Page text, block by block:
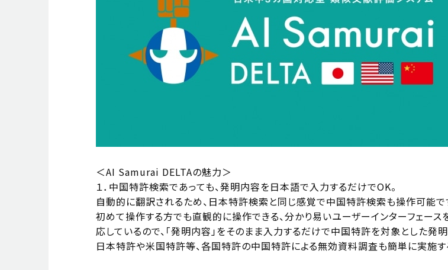
＜AI Samurai DELTAの魅力＞
１．中国特許検索であっても、発明内容を日本語で入力するだけでOK。
自動的に翻訳されるため、日本特許検索と同じ感覚で中国特許検索も操作可能で
初めて操作する方でも直観的に操作できる、分かり易いユーザーインターフェー
応しているので、「発明内容」をそのまま入力するだけで中国特許を対象とした
日本特許や米国特許等、各国特許の中国特許による無効資料調査も簡単に実施す